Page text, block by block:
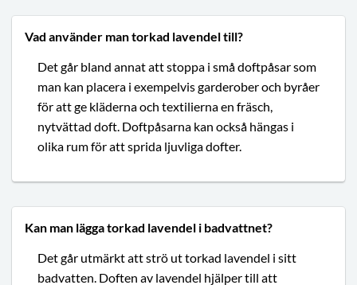
Vad använder man torkad lavendel till?
Det går bland annat att stoppa i små doftpåsar som
man kan placera i exempelvis garderober och byråer
för att ge kläderna och textilierna en fräsch,
nytvättad doft. Doftpåsarna kan också hängas i
olika rum för att sprida ljuvliga dofter.
Kan man lägga torkad lavendel i badvattnet?
Det går utmärkt att strö ut torkad lavendel i sitt
badvatten. Doften av lavendel hjälper till att